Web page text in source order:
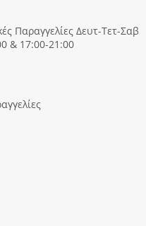
Παραγγελίες Δευτ-Τετ-Σαβ
& 17:00-21:00